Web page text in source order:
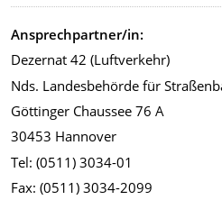
Ansprechpartner/in:
Dezernat 42 (Luftverkehr)
Nds. Landesbehörde für
Göttinger Chaussee 76 A
30453 Hannover
Tel: (0511) 3034-01
Fax: (0511) 3034-2099